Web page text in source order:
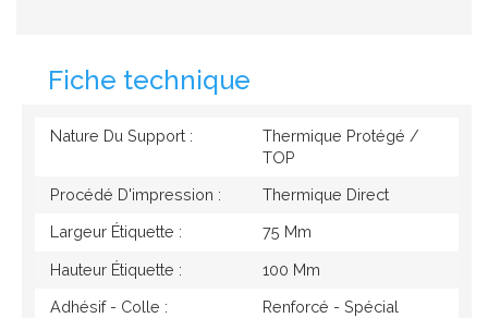
Fiche technique
Nature Du Support :
Thermique Protégé /
TOP
Procédé D'impression : Thermique Direct
Largeur Étiquette : 75 Mm
Hauteur Étiquette : 100 Mm
Adhésif - Colle :
Renforcé - Spécial